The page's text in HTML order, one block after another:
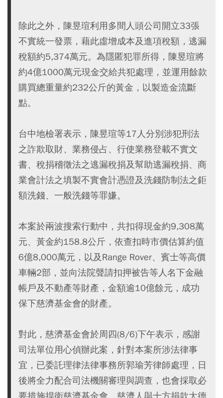
除此之外，陳昱瑄利用多間人頭公司開立33張
不實統一發票，藉此虛增成本及進項稅額，逃漏
稅額約5,374萬元。為隱匿犯罪所得，陳昱瑄將
約4億1000萬元現金交給共犯處理，並運用餘款
購買總重量約232公斤的黃金，以製造金流斷
點。
台中地檢署表示，陳昱瑄等17人分別涉犯刑法
之詐欺取財、業務侵占、行使業務登載不實文
書、稅捐稽徵法之逃漏稅捐及幫助逃漏稅捐、商
業會計法之填製不實會計憑證及洗錢防制法之鉅
額洗錢、一般洗錢等罪嫌。
本案於兩波搜索行動中，共扣得現金約9,308萬
元、黃金約158.8公斤，依查扣時市價估算約值
6億8,000萬元，以及Range Rover、賓士等高價
車輛2部，並向法院聲請扣押被告等人名下金融
帳戶及不動產等財產，金額逾10億餘元，成功
保下慈濟基金會的財產。
對此，慈濟基金會於周四(8/6)下午表示，感謝
司法單位用心偵辦此案，針對本案所涉法律事
宜，已委託理律法律事務所郭瑜芳律師處理，日
後將全力配合司法機關審理與調查，也會採取必
要措施捍衛慈濟基金會、慈濟人與十方捐款大德